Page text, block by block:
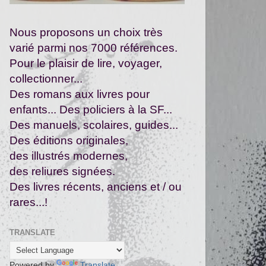
Nous proposons un choix très
varié parmi nos 7000 références.
Pour le plaisir de lire, voyager,
collectionner...
Des romans aux livres pour
enfants... Des policiers à la SF...
Des manuels, scolaires, guides...
Des éditions originales,
desillustrés modernes,
des reliures signées.
Des livres récents, anciens et / ou
rares...!
TRANSLATE